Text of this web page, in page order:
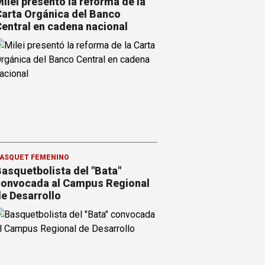
Orgánica del Banco
en cadena nacional
FEMENINO
del "Bata"
al Campus Regional
Desarrollo